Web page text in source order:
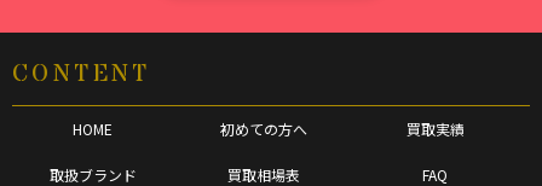
CONTENT
HOME 初めての方へ 買取実績
取扱ブランド 買取相場表 FAQ